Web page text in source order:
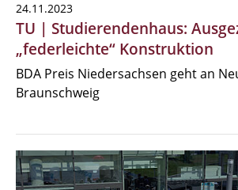
24.11.2023
TU | Studierendenhaus:
„federleichte“ Konstruktion
BDA Preis Niedersachsen geht an
Braunschweig